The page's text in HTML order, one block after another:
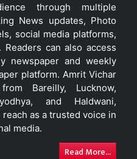
through multiple
News updates, Photo
social media platforms,
can also access
newspaper and weekly
platform. Amrit Vichar
Bareilly, Lucknow,
and Haldwani,
as a trusted voice in
media.
Read More...